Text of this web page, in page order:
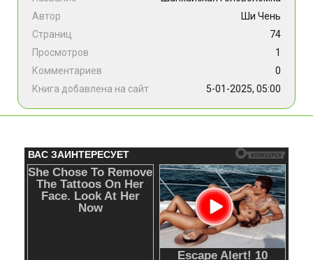
Автор
Ши Чень
Страниц
74
Просмотров
1
Комментариев
0
Книга добавлена на сайт
5-01-2025, 05:00